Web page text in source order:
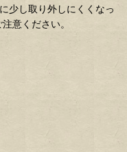
少し取り外しにくくなっ
意ください。